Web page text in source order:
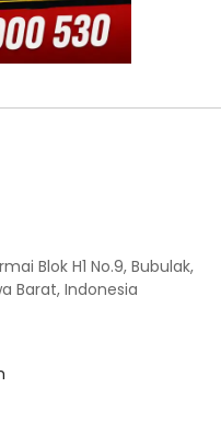
Blok H1 No.9, Bubulak,
Barat, Indonesia